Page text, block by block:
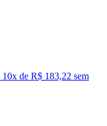
10x de R$ 183,22 sem